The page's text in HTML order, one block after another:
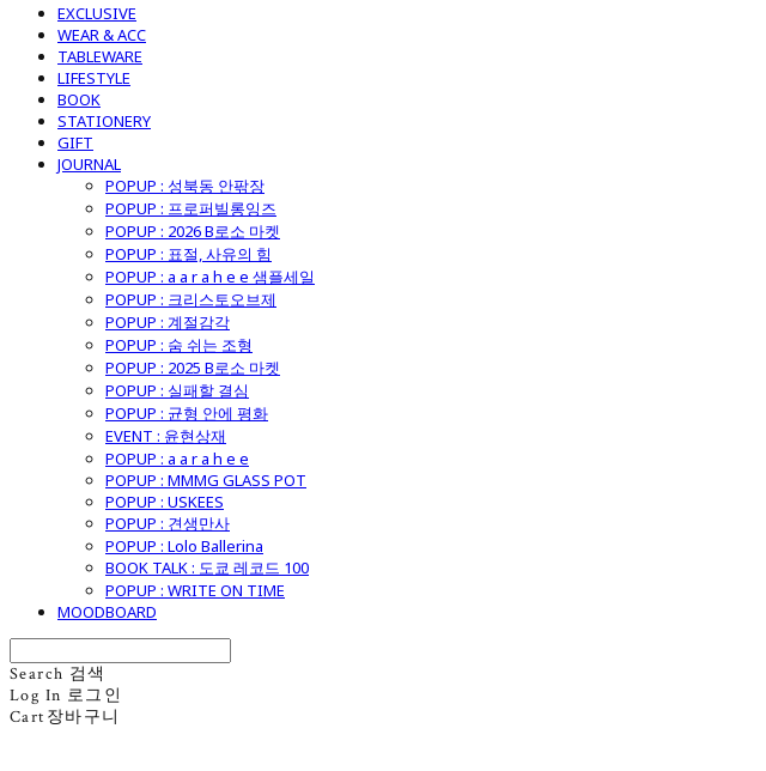
EXCLUSIVE
WEAR & ACC
TABLEWARE
LIFESTYLE
BOOK
STATIONERY
GIFT
JOURNAL
POPUP : 성북동 안팎장
POPUP : 프로퍼빌롱잉즈
POPUP : 2026 B로소 마켓
POPUP : 표절, 사유의 힘
POPUP : a a r a h e e 샘플세일
POPUP : 크리스토오브제
POPUP : 계절감각
POPUP : 숨 쉬는 조형
POPUP : 2025 B로소 마켓
POPUP : 실패할 결심
POPUP : 균형 안에 평화
EVENT : 윤현상재
POPUP : a a r a h e e
POPUP : MMMG GLASS POT
POPUP : USKEES
POPUP : 견생만사
POPUP : Lolo Ballerina
BOOK TALK : 도쿄 레코드 100
POPUP : WRITE ON TIME
MOODBOARD
Search 검색
Log In 로그인
Cart 장바구니